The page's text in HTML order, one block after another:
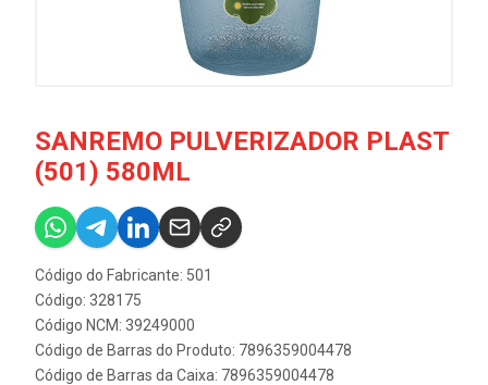
SANREMO PULVERIZADOR PLAST
(501) 580ML
Código do Fabricante: 501
Código: 328175
Código NCM: 39249000
Código de Barras do Produto: 7896359004478
Código de Barras da Caixa: 7896359004478